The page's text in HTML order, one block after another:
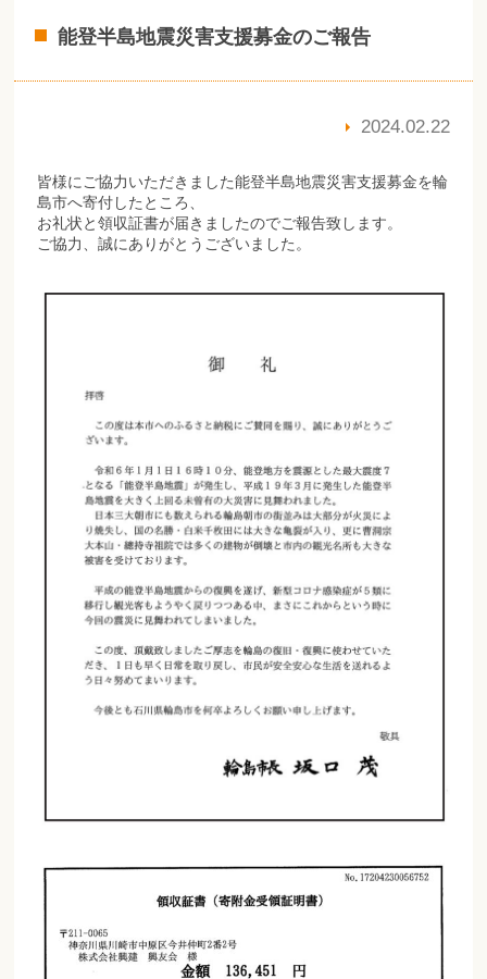
能登半島地震災害支援募金のご報告
2024.02.22
皆様にご協力いただきました能登半島地震災害支援募金を輪
島市へ寄付したところ、
お礼状と領収証書が届きましたのでご報告致します。
ご協力、誠にありがとうございました。